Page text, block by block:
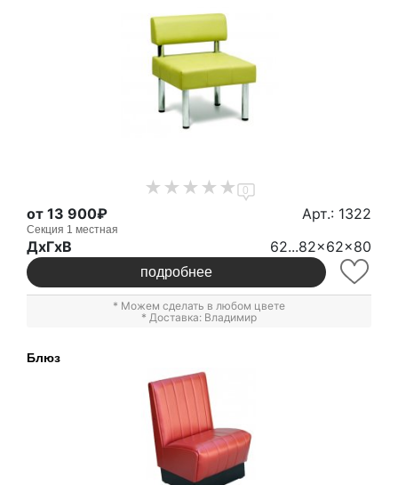
0
от 13 900₽ Арт.: 1322
Секция 1 местная
ДxГxВ 62...82x62x80
подробнее
* Можем сделать в любом цвете
* Доставка: Владимир
Блюз